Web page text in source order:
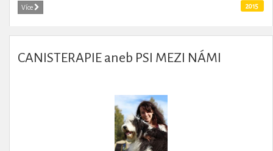
Více 2015
CANISTERAPIE aneb PSI MEZI NÁMI